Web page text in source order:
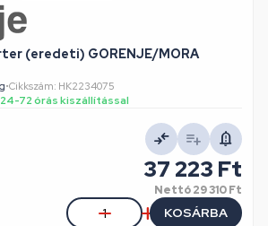
(eredeti) GORENJE/MORA
•Cikkszám: HK2234075
24-72 órás kiszállítással
37 223 Ft
Nettó29 310 Ft
KOSÁRBA